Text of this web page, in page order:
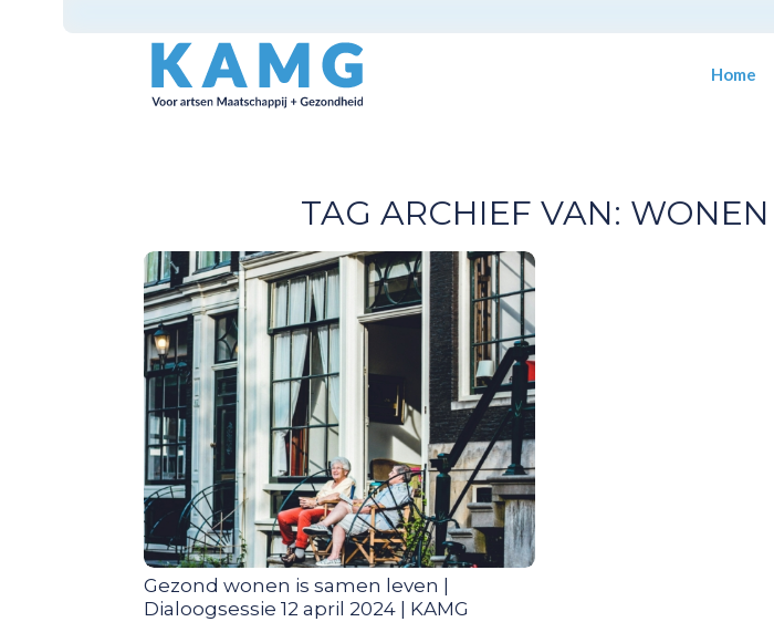
Home
TAG ARCHIEF VAN: WONEN
Gezond wonen is samen leven |
Dialoogsessie 12 april 2024 | KAMG